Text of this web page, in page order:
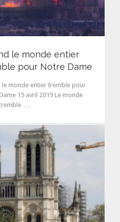
le monde entier
pour Notre Dame
le monde entier tremble pour
15 avril 2019 Le monde